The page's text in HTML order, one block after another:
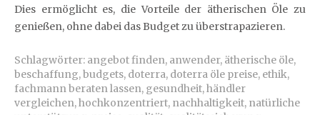
Dies ermöglicht es, die Vorteile der ätherischen Öle zu
genießen, ohne dabei das Budget zu überstrapazieren.
Schlagwörter: angebot finden, anwender, ätherische öle,
beschaffung,budgets, doterra, doterra öle preise, ethik,
fachmann beraten lassen, gesundheit,händler
vergleichen,hochkonzentriert, nachhaltigkeit, natürliche